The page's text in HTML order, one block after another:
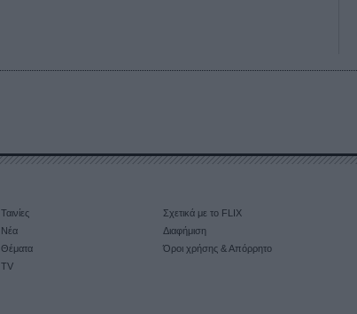
Ταινίες
Νέα
Θέματα
TV
Σχετικά με το FLIX
Διαφήμιση
Όροι χρήσης & Απόρρητο